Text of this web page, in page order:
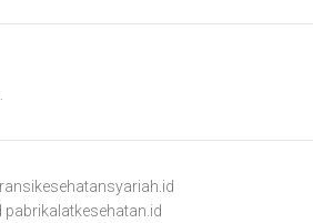
pabrikalatkesehatan.id